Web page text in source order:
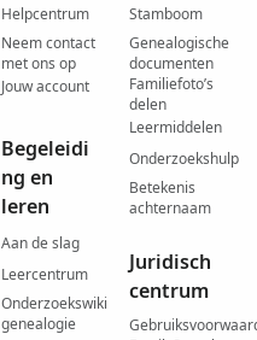
Helpcentrum
Neem contact
met ons op
Jouw account
Begeleidi
ng en
leren
Aan de slag
Leercentrum
Onderzoekswiki
genealogie
Stamboom
Genealogische
documenten
Familiefoto’s
delen
Leermiddelen
Onderzoekshulp
Betekenis
achternaam
Juridisch
centrum